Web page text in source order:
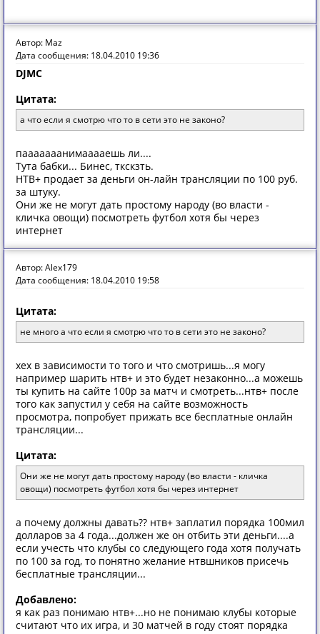
Автор: Maz
Дата сообщения: 18.04.2010 19:36
DJMC
Цитата:
а что если я смотрю что то в сети это не законо?
пааааааанимааааешь ли....
Тута бабки... Бинес, ткскзть.
НТВ+ продает за деньги он-лайн трансляции по 100 руб.
за штуку.
Они же не могут дать простому народу (во власти -
кличка овощи) посмотреть футбол хотя бы через
интернет
Автор: Alex179
Дата сообщения: 18.04.2010 19:58
Цитата:
не много а что если я смотрю что то в сети это не законо?
хех в зависимости то того и что смотришь...я могу
например шарить нтв+ и это будет незаконно...а можешь
ты купить на сайте 100р за матч и смотреть...нтв+ после
того как запустил у себя на сайте возможность
просмотра, попробует прижать все бесплатные онлайн
трансляции...
Цитата:
Они же не могут дать простому народу (во власти - кличка
овощи) посмотреть футбол хотя бы через интернет
а почему должны давать?? нтв+ заплатил порядка 100мил
долларов за 4 года...должен же он отбить эти деньги....а
если учесть что клубы со следующего года хотя получать
по 100 за год, то понятно желание нтвшников присечь
бесплатные трансляции...
Добавлено:
я как раз понимаю нтв+...но не понимаю клубы которые
считают что их игра, и 30 матчей в году стоят порядка